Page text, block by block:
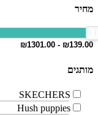
מחיר
מותגים
SKECHERS
Hush puppies